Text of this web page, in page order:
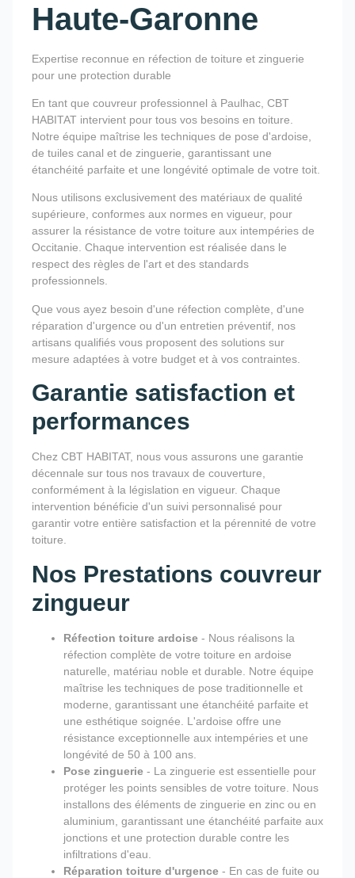
Haute-Garonne
Expertise reconnue en réfection de toiture et zinguerie
pour une protection durable
En tant que couvreur professionnel à Paulhac, CBT
HABITAT intervient pour tous vos besoins en toiture.
Notre équipe maîtrise les techniques de pose d'ardoise,
de tuiles canal et de zinguerie, garantissant une
étanchéité parfaite et une longévité optimale de votre toit.
Nous utilisons exclusivement des matériaux de qualité
supérieure, conformes aux normes en vigueur, pour
assurer la résistance de votre toiture aux intempéries de
Occitanie. Chaque intervention est réalisée dans le
respect des règles de l'art et des standards
professionnels.
Que vous ayez besoin d'une réfection complète, d'une
réparation d'urgence ou d'un entretien préventif, nos
artisans qualifiés vous proposent des solutions sur
mesure adaptées à votre budget et à vos contraintes.
Garantie satisfaction et
performances
Chez CBT HABITAT, nous vous assurons une garantie
décennale sur tous nos travaux de couverture,
conformément à la législation en vigueur. Chaque
intervention bénéficie d'un suivi personnalisé pour
garantir votre entière satisfaction et la pérennité de votre
toiture.
Nos Prestations couvreur
zingueur
Réfection toiture ardoise - Nous réalisons la
réfection complète de votre toiture en ardoise
naturelle, matériau noble et durable. Notre équipe
maîtrise les techniques de pose traditionnelle et
moderne, garantissant une étanchéité parfaite et
une esthétique soignée. L'ardoise offre une
résistance exceptionnelle aux intempéries et une
longévité de 50 à 100 ans.
Pose zinguerie - La zinguerie est essentielle pour
protéger les points sensibles de votre toiture. Nous
installons des éléments de zinguerie en zinc ou en
aluminium, garantissant une étanchéité parfaite aux
jonctions et une protection durable contre les
infiltrations d'eau.
Réparation toiture d'urgence - En cas de fuite ou